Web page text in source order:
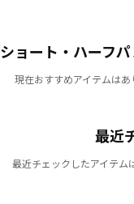
ショート・ハーフ
現在おすすめアイテムはあ
最近
最近チェックしたアイテム